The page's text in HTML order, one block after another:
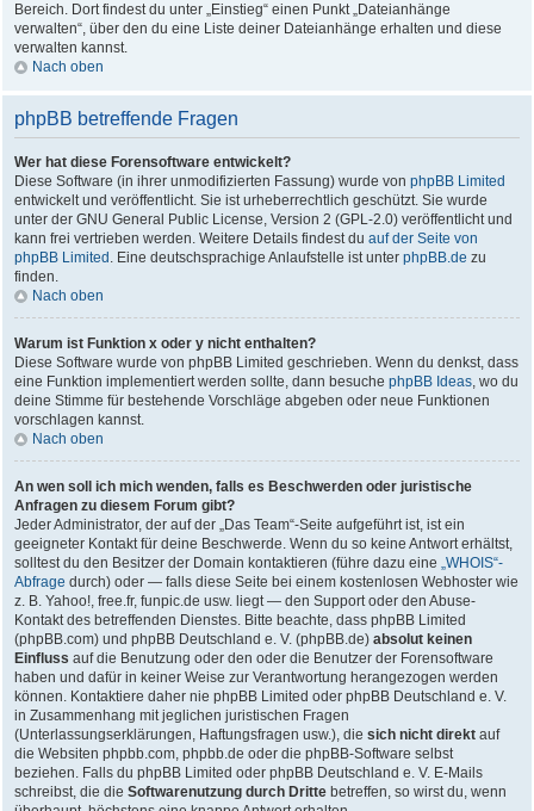
Bereich. Dort findest du unter „Einstieg“ einen Punkt „Dateianhänge
verwalten“, über den du eine Liste deiner Dateianhänge erhalten und diese
verwalten kannst.
Nach oben
phpBB betreffende Fragen
Wer hat diese Forensoftware entwickelt?
Diese Software (in ihrer unmodifizierten Fassung) wurde von phpBB Limited
entwickelt und veröffentlicht. Sie ist urheberrechtlich geschützt. Sie wurde
unter der GNU General Public License, Version 2 (GPL-2.0) veröffentlicht und
kann frei vertrieben werden. Weitere Details findest du auf der Seite von
phpBB Limited . Eine deutschsprachige Anlaufstelle ist unter phpBB.de zu
finden.
Nach oben
Warum ist Funktion x oder y nicht enthalten?
Diese Software wurde von phpBB Limited geschrieben. Wenn du denkst, dass
eine Funktion implementiert werden sollte, dann besuche phpBB Ideas, wo du
deine Stimme für bestehende Vorschläge abgeben oder neue Funktionen
vorschlagen kannst.
Nach oben
An wen soll ich mich wenden, falls es Beschwerden oder juristische
Anfragen zu diesem Forum gibt?
Jeder Administrator, der auf der „Das Team“-Seite aufgeführt ist, ist ein
geeigneter Kontakt für deine Beschwerde. Wenn du so keine Antwort erhältst,
solltest du den Besitzer der Domain kontaktieren (führe dazu eine „WHOIS“-
Abfrage durch) oder — falls diese Seite bei einem kostenlosen Webhoster wie
z. B. Yahoo!, free.fr, funpic.de usw. liegt — den Support oder den Abuse-
Kontakt des betreffenden Dienstes. Bitte beachte, dass phpBB Limited
(phpBB.com) und phpBB Deutschland e. V. (phpBB.de) absolut keinen
Einfluss auf die Benutzung oder den oder die Benutzer der Forensoftware
haben und dafür in keiner Weise zur Verantwortung herangezogen werden
können. Kontaktiere daher nie phpBB Limited oder phpBB Deutschland e. V.
in Zusammenhang mit jeglichen juristischen Fragen
(Unterlassungserklärungen, Haftungsfragen usw.), die sich nicht direkt auf
die Websiten phpbb.com, phpbb.de oder die phpBB-Software selbst
beziehen. Falls du phpBB Limited oder phpBB Deutschland e. V. E-Mails
schreibst, die die Softwarenutzung durch Dritte betreffen, so wirst du, wenn